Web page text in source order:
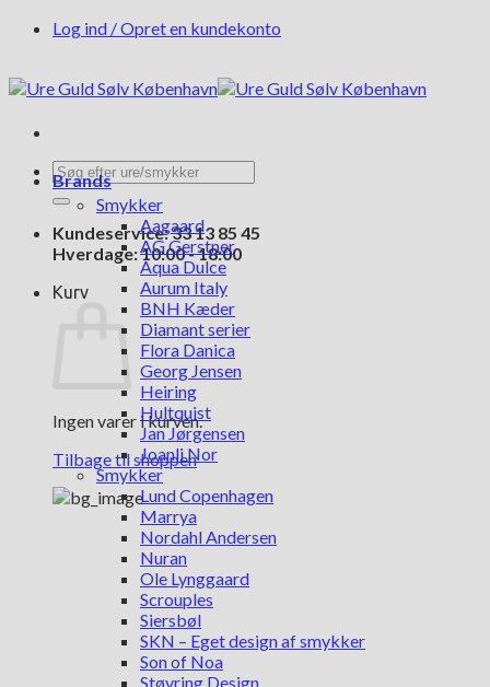
FortsætLog ind / Opret en kundekonto
Søg
efter:
Kundeservice: 33 13 85 45
Hverdage: 10:00 - 18:00
Kurv
Ingen varer i kurven.
Tilbage til shoppen
Brands
Smykker
Aagaard
AG Gerstner
Aqua Dulce
Aurum Italy
BNH Kæder
Diamant serier
Flora Danica
Georg Jensen
Heiring
Hultquist
Jan Jørgensen
Joanli Nor
Smykker
Lund Copenhagen
Marrya
Nordahl Andersen
Nuran
Ole Lynggaard
Scrouples
Siersbøl
SKN – Eget design af smykker
Son of Noa
Støvring Design